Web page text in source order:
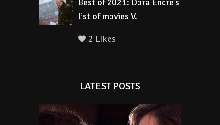
Best of 2021: Dora Endre’s
list of movies V.
2 Likes
LATEST POSTS